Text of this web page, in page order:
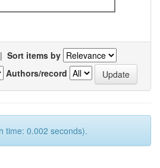
| Sort items by
Authors/record
time: 0.002 seconds).